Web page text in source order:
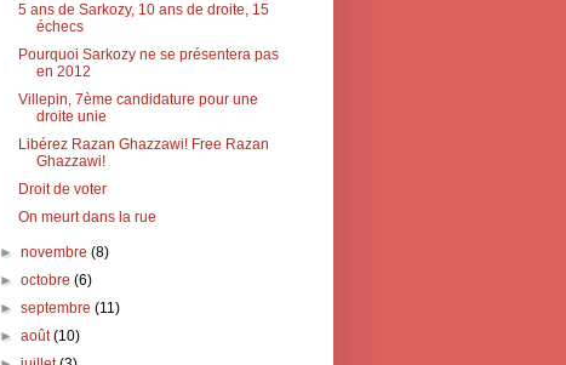
5 ans de Sarkozy, 10 ans de droite, 15
échecs
Pourquoi Sarkozy ne se présentera pas
en 2012
Villepin, 7ème candidature pour une
droite unie
Libérez Razan Ghazzawi! Free Razan
Ghazzawi!
Droit de voter
On meurt dans la rue
►novembre(8)
►octobre(6)
►septembre(11)
►août(10)